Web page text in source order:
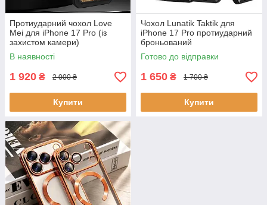
Протиударний чохол Love
Mei для iPhone 17 Pro (із
захистом камери)
В наявності
1 920 ₴ 2 000 ₴
Купити
Чохол Lunatik Taktik для
iPhone 17 Pro протиударний
броньований
Готово до відправки
1 650 ₴ 1 700 ₴
Купити